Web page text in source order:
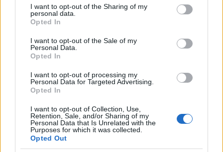
not limited to your visit or usage behaviour. You may click to
grant or deny consent to Google and its third-party tags to
use your data for below specified purposes in below Google
consent section.
I want to opt-out of the Sharing of my
personal data.
Opted In
I want to opt-out of the Sale of my
Personal Data.
Opted In
I want to opt-out of processing my
Personal Data for Targeted Advertising.
Opted In
I want to opt-out of Collection, Use,
Retention, Sale, and/or Sharing of my
Personal Data that Is Unrelated with the
Purposes for which it was collected.
Opted Out